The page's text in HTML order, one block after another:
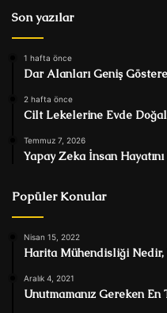
Son yazılar
1 hafta önce
Dar Alanları Geniş
2 hafta önce
Cilt Lekelerine Evde
Temmuz 7, 2026
Yapay Zeka İnsan
Popüler Konular
Nisan 15, 2022
Harita Mühendisliği Nedir,
Aralık 4, 2021
Unutmamanız Gereken